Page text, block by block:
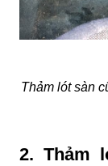
Thảm lót sàn
2. Thảm